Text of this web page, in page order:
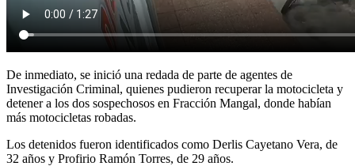
De inmediato, se inició una redada de parte de agentes de
Investigación Criminal, quienes pudieron recuperar la motocicleta y
detener a los dos sospechosos en Fracción Mangal, donde habían
más motocicletas robadas.
Los detenidos fueron identificados como Derlis Cayetano Vera, de
32 años y Profirio Ramón Torres, de 29 años.